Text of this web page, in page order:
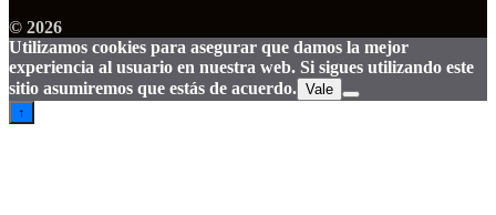
© 2026
Utilizamos cookies para asegurar que damos la mejor
experiencia al usuario en nuestra web. Si sigues utilizando este
sitio asumiremos que estás de acuerdo. Vale
↑